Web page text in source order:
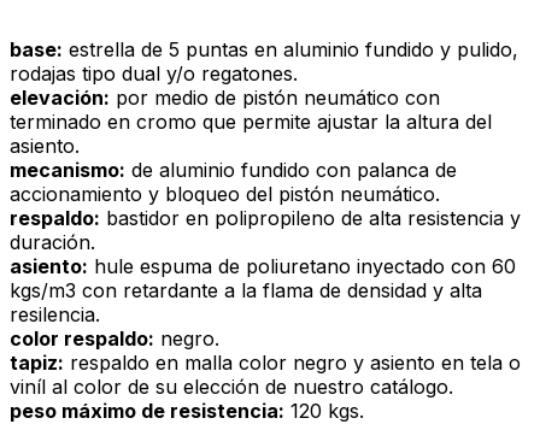
base: estrella de 5 puntas en aluminio fundido y pulido,
rodajas tipo dual y/o regatones.
elevación: por medio de pistón neumático con
terminado en cromo que permite ajustar la altura del
asiento.
mecanismo: de aluminio fundido con palanca de
accionamiento y bloqueo del pistón neumático.
respaldo: bastidor en polipropileno de alta resistencia y
duración.
asiento: hule espuma de poliuretano inyectado con 60
kgs/m3 con retardante a la flama de densidad y alta
resilencia.
color respaldo: negro.
tapiz: respaldo en malla color negro y asiento en tela o
viníl al color de su elección de nuestro catálogo.
peso máximo de resistencia: 120 kgs.